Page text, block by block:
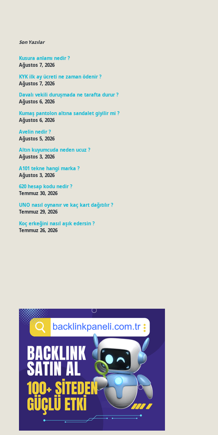
Son Yazılar
Kusura anlamı nedir ?
Ağustos 7, 2026
KYK ilk ay ücreti ne zaman ödenir ?
Ağustos 7, 2026
Davalı vekili duruşmada ne tarafta durur ?
Ağustos 6, 2026
Kumaş pantolon altına sandalet giyilir mi ?
Ağustos 6, 2026
Avelin nedir ?
Ağustos 5, 2026
Altın kuyumcuda neden ucuz ?
Ağustos 3, 2026
A101 tekne hangi marka ?
Ağustos 3, 2026
620 hesap kodu nedir ?
Temmuz 30, 2026
UNO nasıl oynanır ve kaç kart dağıtılır ?
Temmuz 29, 2026
Koç erkeğini nasıl aşık edersin ?
Temmuz 26, 2026